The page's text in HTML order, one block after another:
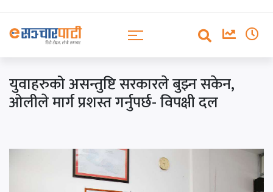
युवाहरुको असन्तुष्टि सरकारले बुझ्न सकेन,
ओलीले मार्ग प्रशस्त गर्नुपर्छ- विपक्षी दल